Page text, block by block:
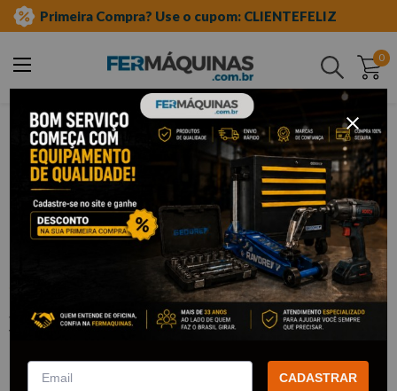
Primeira Compra? Use o cupom: CLIENTEFELIZ
0
Buscar
aditivos e lubrificantes
lubrificação
silicone
Silicone Alta Temperatura Acético
Vermelho 50g - ORBI2560 ORBI
QUÍMICA
CADASTRAR